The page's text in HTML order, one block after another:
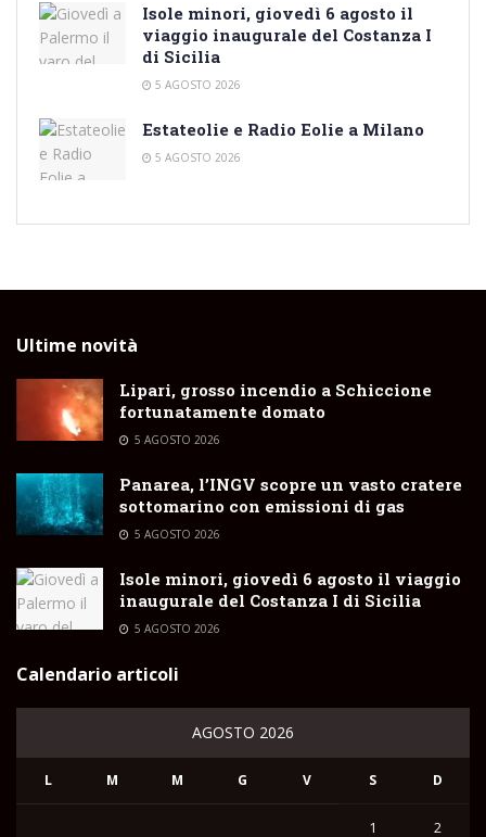
Isole minori, giovedì 6 agosto il
viaggio inaugurale del Costanza I
di Sicilia
5 AGOSTO 2026
Estateolie e Radio Eolie a Milano
5 AGOSTO 2026
Ultime novità
Lipari, grosso incendio a Schiccione
fortunatamente domato
5 AGOSTO 2026
Panarea, l’INGV scopre un vasto cratere
sottomarino con emissioni di gas
5 AGOSTO 2026
Isole minori, giovedì 6 agosto il viaggio
inaugurale del Costanza I di Sicilia
5 AGOSTO 2026
Calendario articoli
AGOSTO 2026
L M M G V S D
1 2